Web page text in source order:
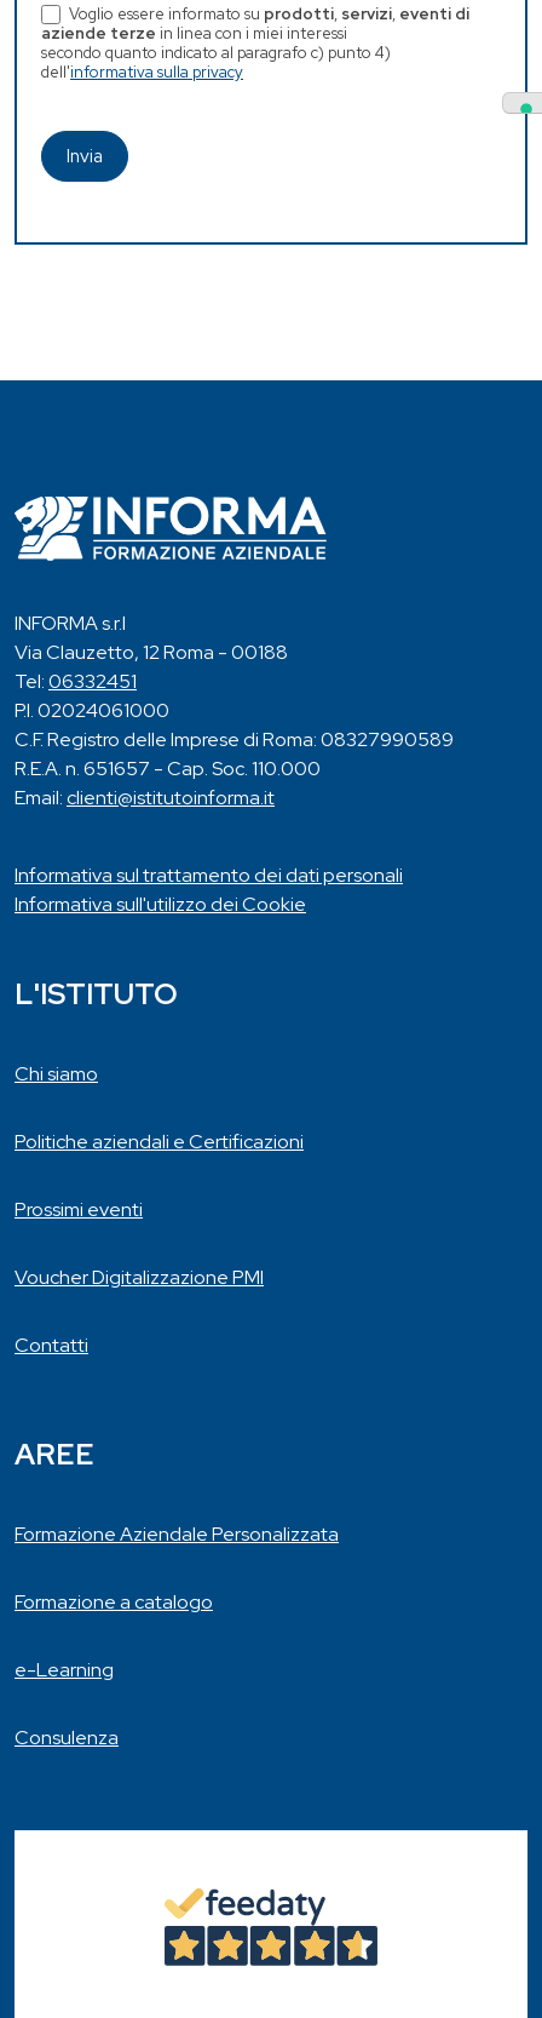
Voglio essere informato su prodotti, servizi, eventi di
aziende terze in linea con i miei interessi
secondo quanto indicato al paragrafo c) punto 4)
dell'informativa sulla privacy
Invia
INFORMA s.r.l
Via Clauzetto, 12 Roma - 00188
Tel:06332451
P.I. 02024061000
C.F. Registro delle Imprese di Roma: 08327990589
R.E.A. n. 651657 - Cap. Soc. 110.000
Email:clienti@istitutoinforma.it
Informativa sul trattamento dei dati personali
Informativa sull'utilizzo dei Cookie
L'ISTITUTO
Chi siamo
Politiche aziendali e Certificazioni
Prossimi eventi
Voucher Digitalizzazione PMI
Contatti
AREE
Formazione Aziendale Personalizzata
Formazione a catalogo
e-Learning
Consulenza